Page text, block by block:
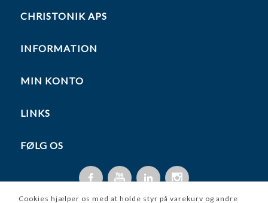
CHRISTONIK APS
INFORMATION
MIN KONTO
LINKS
FØLG OS
Cookies hjælper os med at holde styr på varekurv og andre